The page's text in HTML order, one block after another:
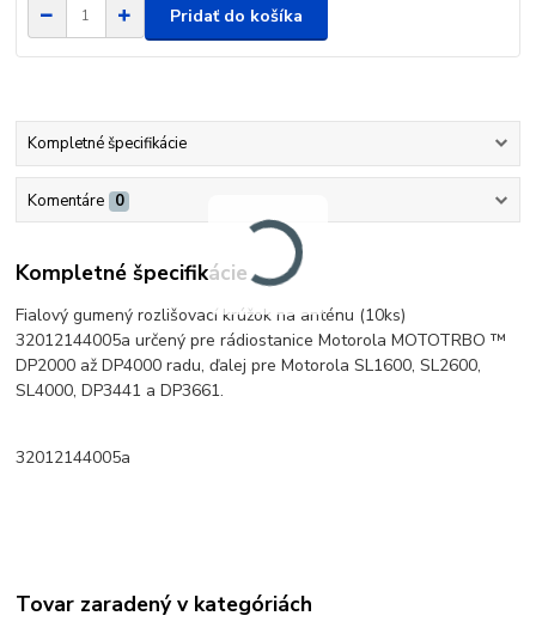
Pridať do košíka
Kompletné špecifikácie
Komentáre 0
Kompletné špecifikácie
Fialový gumený rozlišovací krúžok na anténu (10ks)
32012144005a určený pre rádiostanice Motorola MOTOTRBO ™
DP2000 až DP4000 radu, ďalej pre Motorola SL1600, SL2600,
SL4000, DP3441 a DP3661.
32012144005a
Tovar zaradený v kategóriách